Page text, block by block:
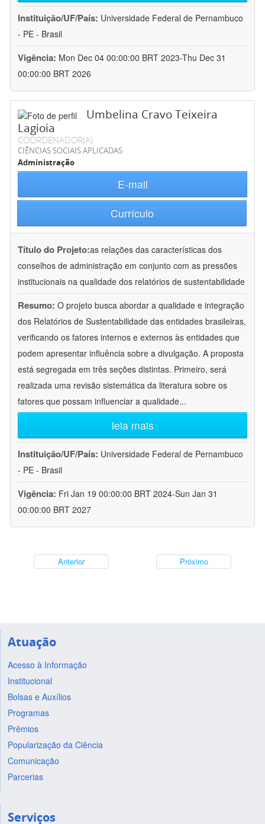
Instituição/UF/País: Universidade Federal de Pernambuco
- PE - Brasil
Vigência: Mon Dec 04 00:00:00 BRT 2023-Thu Dec 31
00:00:00 BRT 2026
Umbelina Cravo Teixeira
Lagioia
COORDENADOR(A)
CIÊNCIAS SOCIAIS APLICADAS
Administração
E-mail
Currículo
Título do Projeto:as relações das características dos
conselhos de administração em conjunto com as pressões
institucionais na qualidade dos relatórios de sustentabilidade
Resumo: O projeto busca abordar a qualidade e integração
dos Relatórios de Sustentabilidade das entidades brasileiras,
verificando os fatores internos e externos às entidades que
podem apresentar influência sobre a divulgação. A proposta
está segregada em três seções distintas. Primeiro, será
realizada uma revisão sistemática da literatura sobre os
fatores que possam influenciar a qualidade...
leia mais
Instituição/UF/País: Universidade Federal de Pernambuco
- PE - Brasil
Vigência: Fri Jan 19 00:00:00 BRT 2024-Sun Jan 31
00:00:00 BRT 2027
Anterior Próximo
Atuação
Acesso à Informação
Institucional
Bolsas e Auxílios
Programas
Prêmios
Popularização da Ciência
Comunicação
Parcerias
Serviços